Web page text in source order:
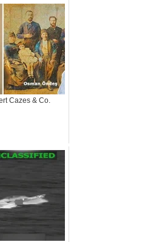
Cazes & Co.